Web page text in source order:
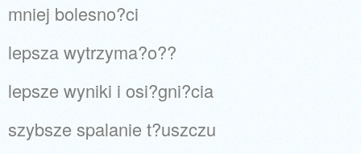
mniej bolesno?ci
lepsza wytrzyma?o??
lepsze wyniki i osi?gni?cia
szybsze spalanie t?uszczu